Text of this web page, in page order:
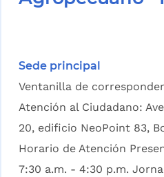
Sede principal
Ventanilla de
Atención al Ciudadano:
20, edificio NeoPoint 83,
Horario de Atención
7:30 a.m. - 4:30 p.m.